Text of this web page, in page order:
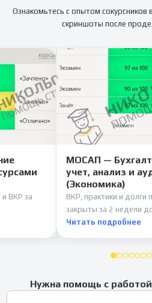
Ознакомьтесь с опытом сокурсников
скриншоты после
и ВКР за
МОСАП —
учет, анализ и
(Экономика)
ВКР, практики и долги
закрыты за 2 недели
Читать подробнее
Нужна помощь с